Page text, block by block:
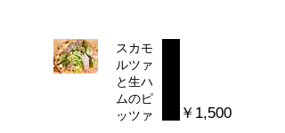
スカモ
ルツァ
と生ハ
ムのピ
ッツァ
￥1,500